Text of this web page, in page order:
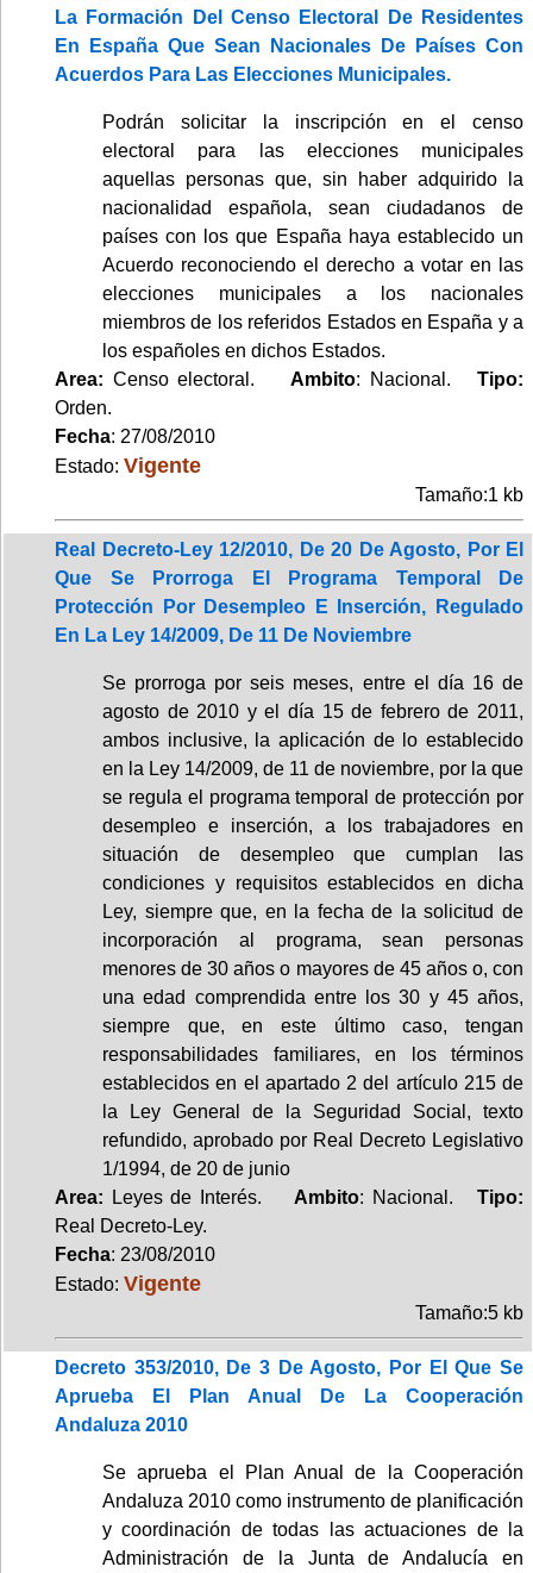
La Formación Del Censo Electoral De Residentes
En España Que Sean Nacionales De Países Con
Acuerdos Para Las Elecciones Municipales.
Podrán solicitar la inscripción en el censo
electoral para las elecciones municipales
aquellas personas que, sin haber adquirido la
nacionalidad española, sean ciudadanos de
países con los que España haya establecido un
Acuerdo reconociendo el derecho a votar en las
elecciones municipales a los nacionales
miembros de los referidos Estados en España y a
los españoles en dichos Estados.
Area: Censo electoral. Ambito: Nacional. Tipo:
Orden.
Fecha: 27/08/2010
Estado: Vigente
Tamaño:1 kb
Real Decreto-Ley 12/2010, De 20 De Agosto, Por El
Que Se Prorroga El Programa Temporal De
Protección Por Desempleo E Inserción, Regulado
En La Ley 14/2009, De 11 De Noviembre
Se prorroga por seis meses, entre el día 16 de
agosto de 2010 y el día 15 de febrero de 2011,
ambos inclusive, la aplicación de lo establecido
en la Ley 14/2009, de 11 de noviembre, por la que
se regula el programa temporal de protección por
desempleo e inserción, a los trabajadores en
situación de desempleo que cumplan las
condiciones y requisitos establecidos en dicha
Ley, siempre que, en la fecha de la solicitud de
incorporación al programa, sean personas
menores de 30 años o mayores de 45 años o, con
una edad comprendida entre los 30 y 45 años,
siempre que, en este último caso, tengan
responsabilidades familiares, en los términos
establecidos en el apartado 2 del artículo 215 de
la Ley General de la Seguridad Social, texto
refundido, aprobado por Real Decreto Legislativo
1/1994, de 20 de junio
Area: Leyes de Interés. Ambito: Nacional.Tipo:
Real Decreto-Ley.
Fecha: 23/08/2010
Estado: Vigente
Tamaño:5 kb
Decreto 353/2010, De 3 De Agosto, Por El Que Se
Aprueba El Plan Anual De La Cooperación
Andaluza 2010
Se aprueba el Plan Anual de la Cooperación
Andaluza 2010 como instrumento de planificación
y coordinación de todas las actuaciones de la
Administración de la Junta de Andalucía en